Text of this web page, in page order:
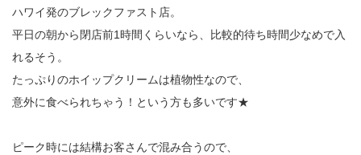
ハワイ発のブレックファスト店。
平日の朝から閉店前1時間くらいなら、比較的待ち時間少なめで入
れるそう。
たっぷりのホイップクリームは植物性なので、
意外に食べられちゃう！という方も多いです★
ピーク時には結構お客さんで混み合うので、